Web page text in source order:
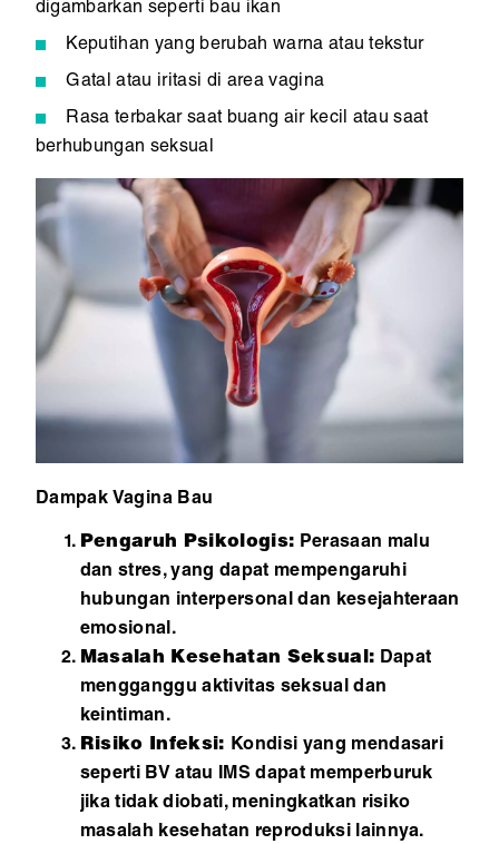
digambarkan seperti bau ikan
Keputihan yang berubah warna atau tekstur
Gatal atau iritasi di area vagina
Rasa terbakar saat buang air kecil atau saat
berhubungan seksual
Dampak Vagina Bau
Pengaruh Psikologis: Perasaan malu
dan stres, yang dapat mempengaruhi
hubungan interpersonal dan kesejahteraan
emosional.
Masalah Kesehatan Seksual: Dapat
mengganggu aktivitas seksual dan
keintiman.
Risiko Infeksi: Kondisi yang mendasari
seperti BV atau IMS dapat memperburuk
jika tidak diobati, meningkatkan risiko
masalah kesehatan reproduksi lainnya.